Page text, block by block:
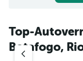
Top-
Botafogo,